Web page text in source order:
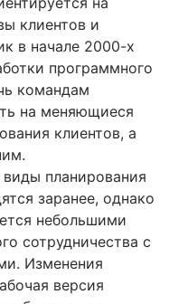
клиентов и
в начале 2000-х
программного
командам
на меняющиеся
клиентов, а
планирования
заранее, однако
небольшими
сотрудничества с
Изменения
версия